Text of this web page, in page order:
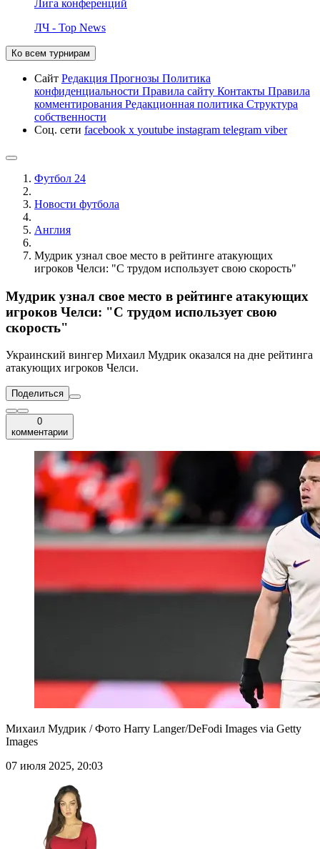
Лига конференций
ЛЧ - Top News
Ко всем турнирам
Сайт Редакция Прогнозы Политика
конфиденциальности Правила сайту Контакты Правила
комментирования Редакционная политика Структура
собственности
Соц. сети facebook x youtube instagram telegram viber
Футбол 24
Новости футбола
Англия
Мудрик узнал свое место в рейтинге атакующих
игроков Челси: "С трудом использует свою скорость"
Мудрик узнал свое место в рейтинге атакующих
игроков Челси: "С трудом использует свою
скорость"
Украинский вингер Михаил Мудрик оказался на дне рейтинга
атакующих игроков Челси.
Поделиться
0
комментарии
Михаил Мудрик / Фото Harry Langer/DeFodi Images via Getty
Images
07 июля 2025, 20:03